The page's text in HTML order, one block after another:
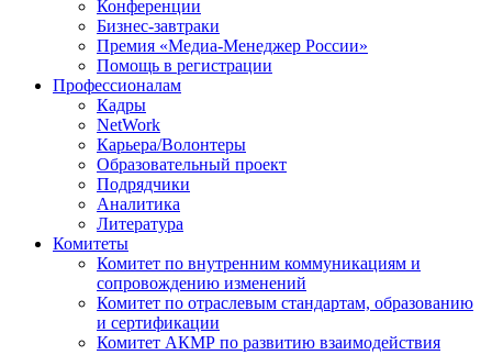
Конференции
Бизнес-завтраки
Премия «Медиа-Менеджер России»
Помощь в регистрации
Профессионалам
Кадры
NetWork
Карьера/Волонтеры
Образовательный проект
Подрядчики
Аналитика
Литература
Комитеты
Комитет по внутренним коммуникациям и
сопровождению изменений
Комитет по отраслевым стандартам, образованию
и сертификации
Комитет АКМР по развитию взаимодействия